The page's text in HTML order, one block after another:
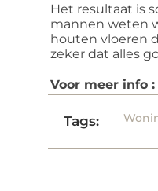
Het resultaat is
mannen weten
houten vloeren
zeker dat alles
Voor meer info :
Tags: